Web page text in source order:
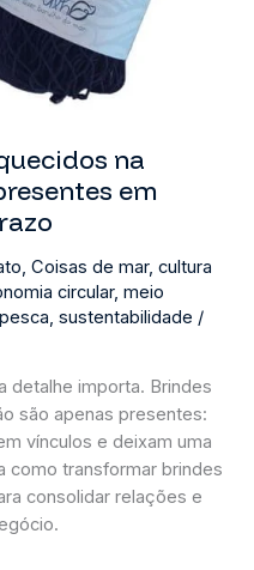
na
em
,Coisas de mar,cultura
circular,meio
,sustentabilidade /
detalhe importa. Brindes
são apenas presentes:
vínculos e deixam uma
como transformar brindes
consolidar relações e